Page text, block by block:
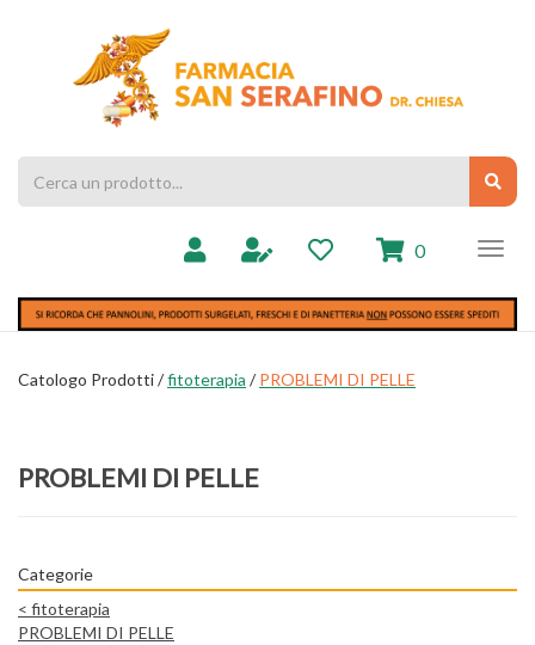
Prodotto
0 prodotti
inseriti
Catologo Prodotti /fitoterapia /PROBLEMI DI PELLE
PROBLEMI DI PELLE
Categorie
< fitoterapia
PROBLEMI DI PELLE